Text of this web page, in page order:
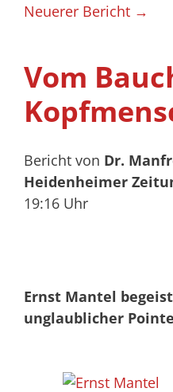
Neuerer Bericht →
Vom
Bericht von Dr.
Heidenheimer
19:16 Uhr
Ernst Mantel
unglaublicher